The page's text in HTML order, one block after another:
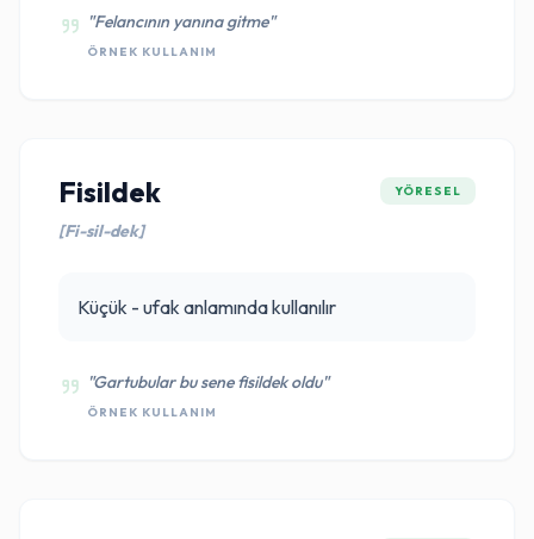
"Felancının yanına gitme"
ÖRNEK KULLANIM
Fisildek
[Fi-sil-dek]
YÖRESEL
Küçük - ufak anlamında kullanılır
"Gartubular bu sene fisildek oldu"
ÖRNEK KULLANIM